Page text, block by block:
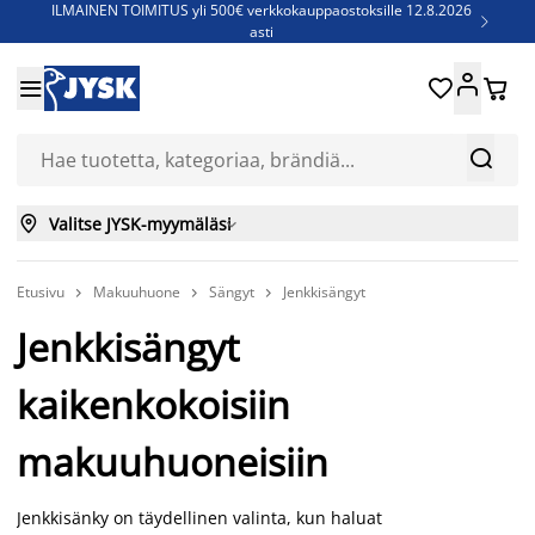
ILMAINEN TOIMITUS yli 500€ verkkokauppaostoksille 12.8.2026
asti

Jenkkisänkyjä - Säästä jopa 60%


 
 Valitse JYSK-myymäläsi
Etusivu  Makuuhuone  Sängyt  Jenkkisängyt
Jenkkisängyt
kaikenkokoisiin
makuuhuoneisiin
Jenkkisänky on täydellinen valinta, kun haluat